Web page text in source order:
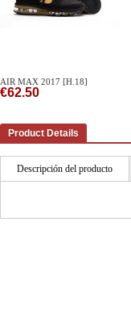
AIR MAX 2017 [H.18]
€62.50
Product Details
Descripción del producto